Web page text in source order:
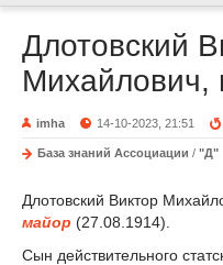
Длотовский
Михайлович,
imha 14-10-2023, 21:51
База знаний Ассоциации / "Д"
Длотовский Виктор
майор (27.08.1914).
Сын действительного